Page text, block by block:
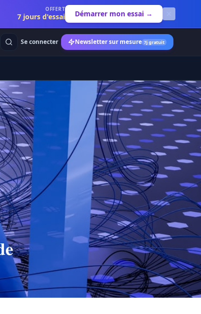
OFFERT
7 jours d'essai Démarrer mon essai →
Se connecter Newsletter sur mesure 7j gratuit